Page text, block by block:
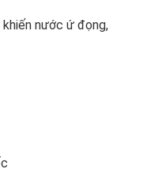
nước ứ đọng,